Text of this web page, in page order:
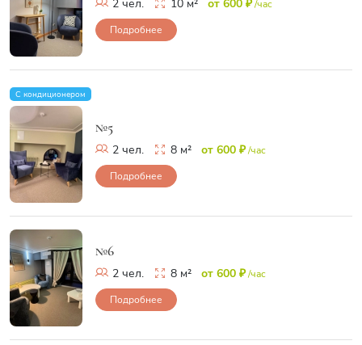
2 чел. 10 м² от 600 ₽/час
Подробнее
С кондиционером
№5
2 чел. 8 м² от 600 ₽/час
Подробнее
№6
2 чел. 8 м² от 600 ₽/час
Подробнее